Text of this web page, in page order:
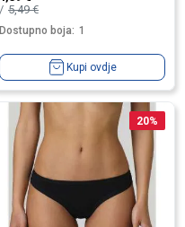
5,49€
Dostupno boja: 1
Kupi ovdje
20%